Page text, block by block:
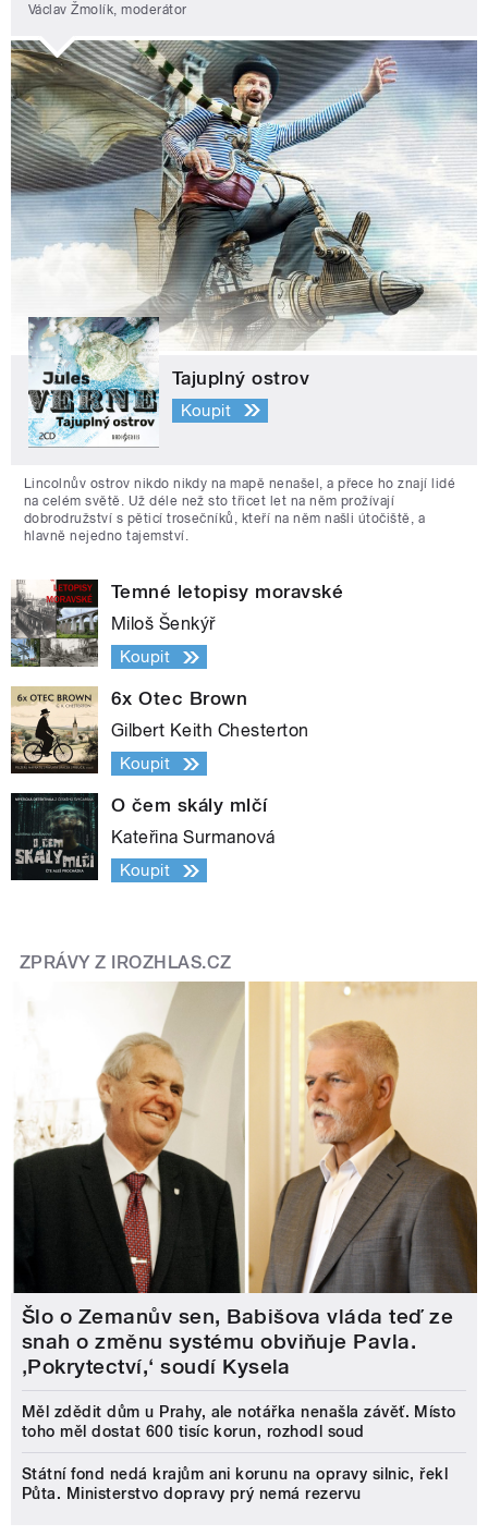
Václav Žmolík, moderátor
Tajuplný ostrov
Koupit
Lincolnův ostrov nikdo nikdy na mapě nenašel, a přece ho znají lidé
na celém světě. Už déle než sto třicet let na něm prožívají
dobrodružství s pěticí trosečníků, kteří na něm našli útočiště, a
hlavně nejedno tajemství.
Temné letopisy moravské
Miloš Šenkýř
Koupit
6x Otec Brown
Gilbert Keith Chesterton
Koupit
O čem skály mlčí
Kateřina Surmanová
Koupit
ZPRÁVY Z IROZHLAS.CZ
Šlo o Zemanův sen, Babišova vláda teď ze
snah o změnu systému obviňuje Pavla.
‚Pokrytectví,‘ soudí Kysela
Měl zdědit dům u Prahy, ale notářka nenašla závěť. Místo
toho měl dostat 600 tisíc korun, rozhodl soud
Státní fond nedá krajům ani korunu na opravy silnic, řekl
Půta. Ministerstvo dopravy prý nemá rezervu